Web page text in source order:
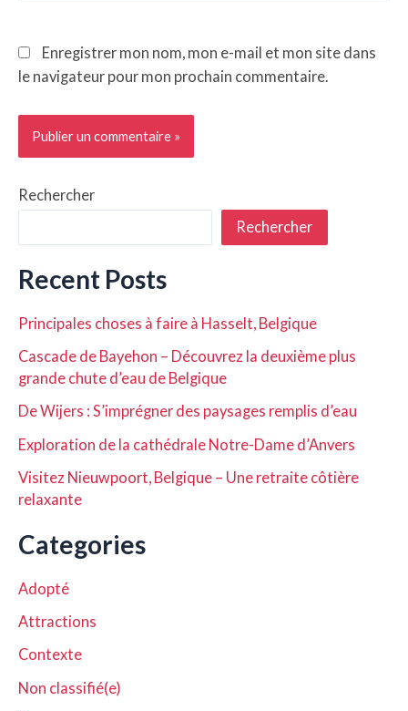
Enregistrer mon nom, mon e-mail et mon site dans
le navigateur pour mon prochain commentaire.
Rechercher
Rechercher
Recent Posts
Principales choses à faire à Hasselt, Belgique
Cascade de Bayehon – Découvrez la deuxième plus
grande chute d’eau de Belgique
De Wijers : S’imprégner des paysages remplis d’eau
Exploration de la cathédrale Notre-Dame d’Anvers
Visitez Nieuwpoort, Belgique – Une retraite côtière
relaxante
Categories
Adopté
Attractions
Contexte
Non classifié(e)